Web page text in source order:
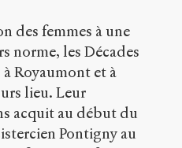
des femmes à une
norme, les Décades
Royaumont et à
lieu. Leur
acquit au début du
Pontigny au